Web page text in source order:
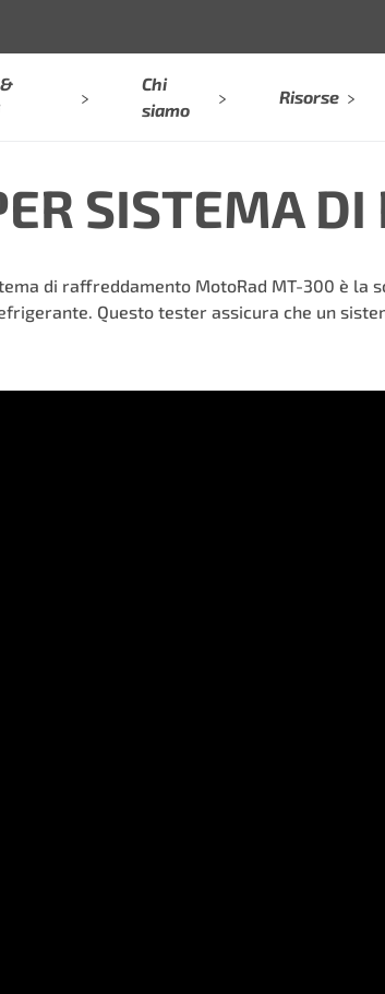
Chi
siamo
Risorse
SISTEMA
di raffreddamento MotoRad MT-300 è
Questo tester assicura che un